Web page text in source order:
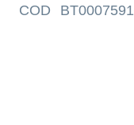
COD BT0007591